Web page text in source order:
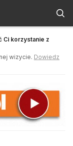
Ci korzystanie z
wizycie. Dowiedz